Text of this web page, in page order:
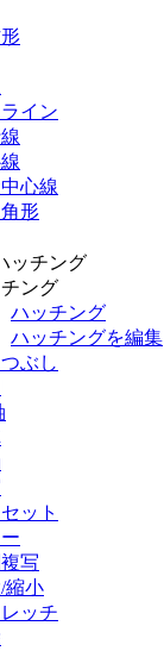
イン
心線
形
ッチング
ング
ハッチング
ハッチングを編集
ぶし
ット
写
縮小
ッチ